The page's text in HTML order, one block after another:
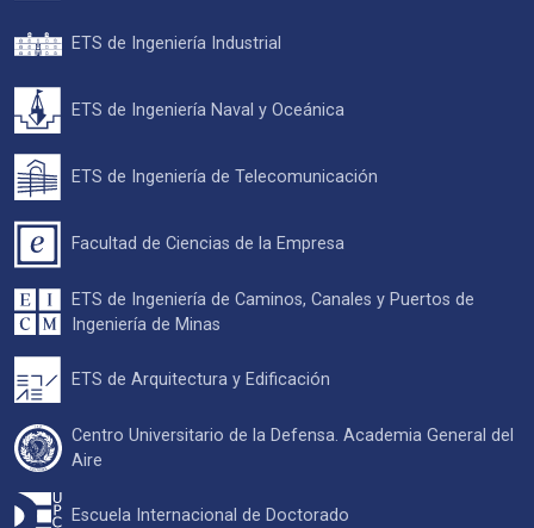
ETS de Ingeniería Industrial
ETS de Ingeniería Naval y Oceánica
ETS de Ingeniería de Telecomunicación
Facultad de Ciencias de la Empresa
ETS de Ingeniería de Caminos, Canales y Puertos de
Ingeniería de Minas
ETS de Arquitectura y Edificación
Centro Universitario de la Defensa. Academia General del
Aire
Escuela Internacional de Doctorado